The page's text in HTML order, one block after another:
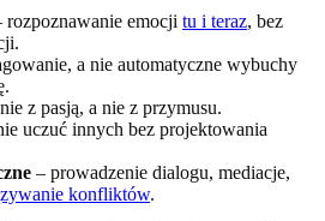
rozpoznawanie emocji tu i teraz, bez
a nie automatyczne wybuchy
z pasją, a nie z przymusu.
uczuć innych bez projektowania
– prowadzenie dialogu, mediacje,
konfliktów.